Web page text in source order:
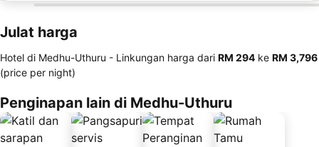
Julat harga
Hotel di Medhu-Uthuru - Linkungan harga dari ‎RM 294 ke ‎RM 3,796
(price per night)
Penginapan lain di Medhu-Uthuru